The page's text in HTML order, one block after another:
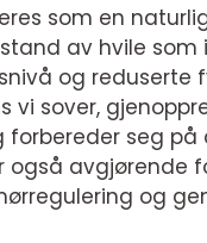
som en
av hvile som
og reduserte
vi sover,
forbereder seg
også avgjørende
og